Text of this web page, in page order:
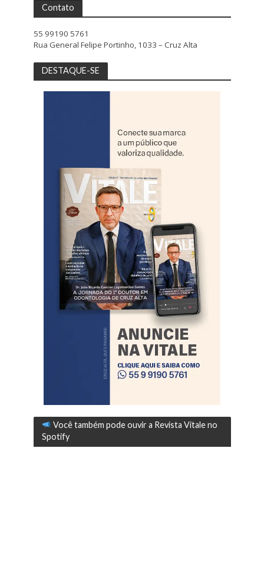
Contato
55 99190 5761
Rua General Felipe Portinho, 1033 – Cruz Alta
DESTAQUE-SE
Você também pode ouvir a Revista Vitale no
Spotify